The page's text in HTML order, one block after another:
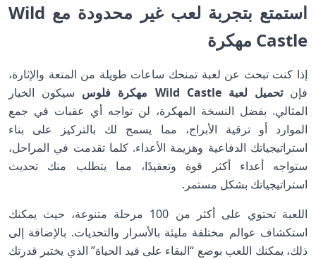
استمتع بتجربة لعب غير محدودة مع Wild
Castle مهكرة
إذا كنت تبحث عن لعبة تمنحك ساعات طويلة من المتعة والإثارة،
فإنتحميل لعبة Wild Castle مهكرة فلوس
سيكون الخيار
المثالي. بفضل النسخة المهكرة، لن تواجه أي عقبات في جمع
الموارد أو ترقية الأبراج، مما يسمح لك بالتركيز على بناء
استراتيجياتك الدفاعية وهزيمة الأعداء. كلما تقدمت في المراحل،
ستواجه أعداء أكثر قوة وتعقيدًا، مما يتطلب منك تحديث
استراتيجياتك بشكل مستمر.
اللعبة تحتوي على أكثر من 100 مرحلة متنوعة، حيث يمكنك
استكشاف عوالم مختلفة مليئة بالأسرار والتحديات. بالإضافة إلى
ذلك، يمكنك اللعب بوضع “البقاء على قيد الحياة” الذي يختبر قدرتك